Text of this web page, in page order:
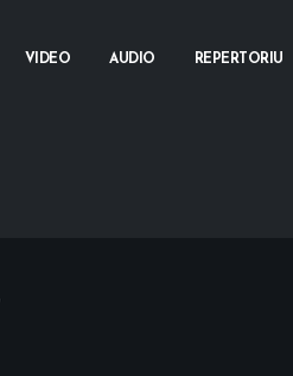
VIDEO AUDIO REPERTORIU